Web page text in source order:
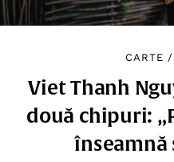
CARTE /
Viet Thanh
două chipuri:
înseamnă